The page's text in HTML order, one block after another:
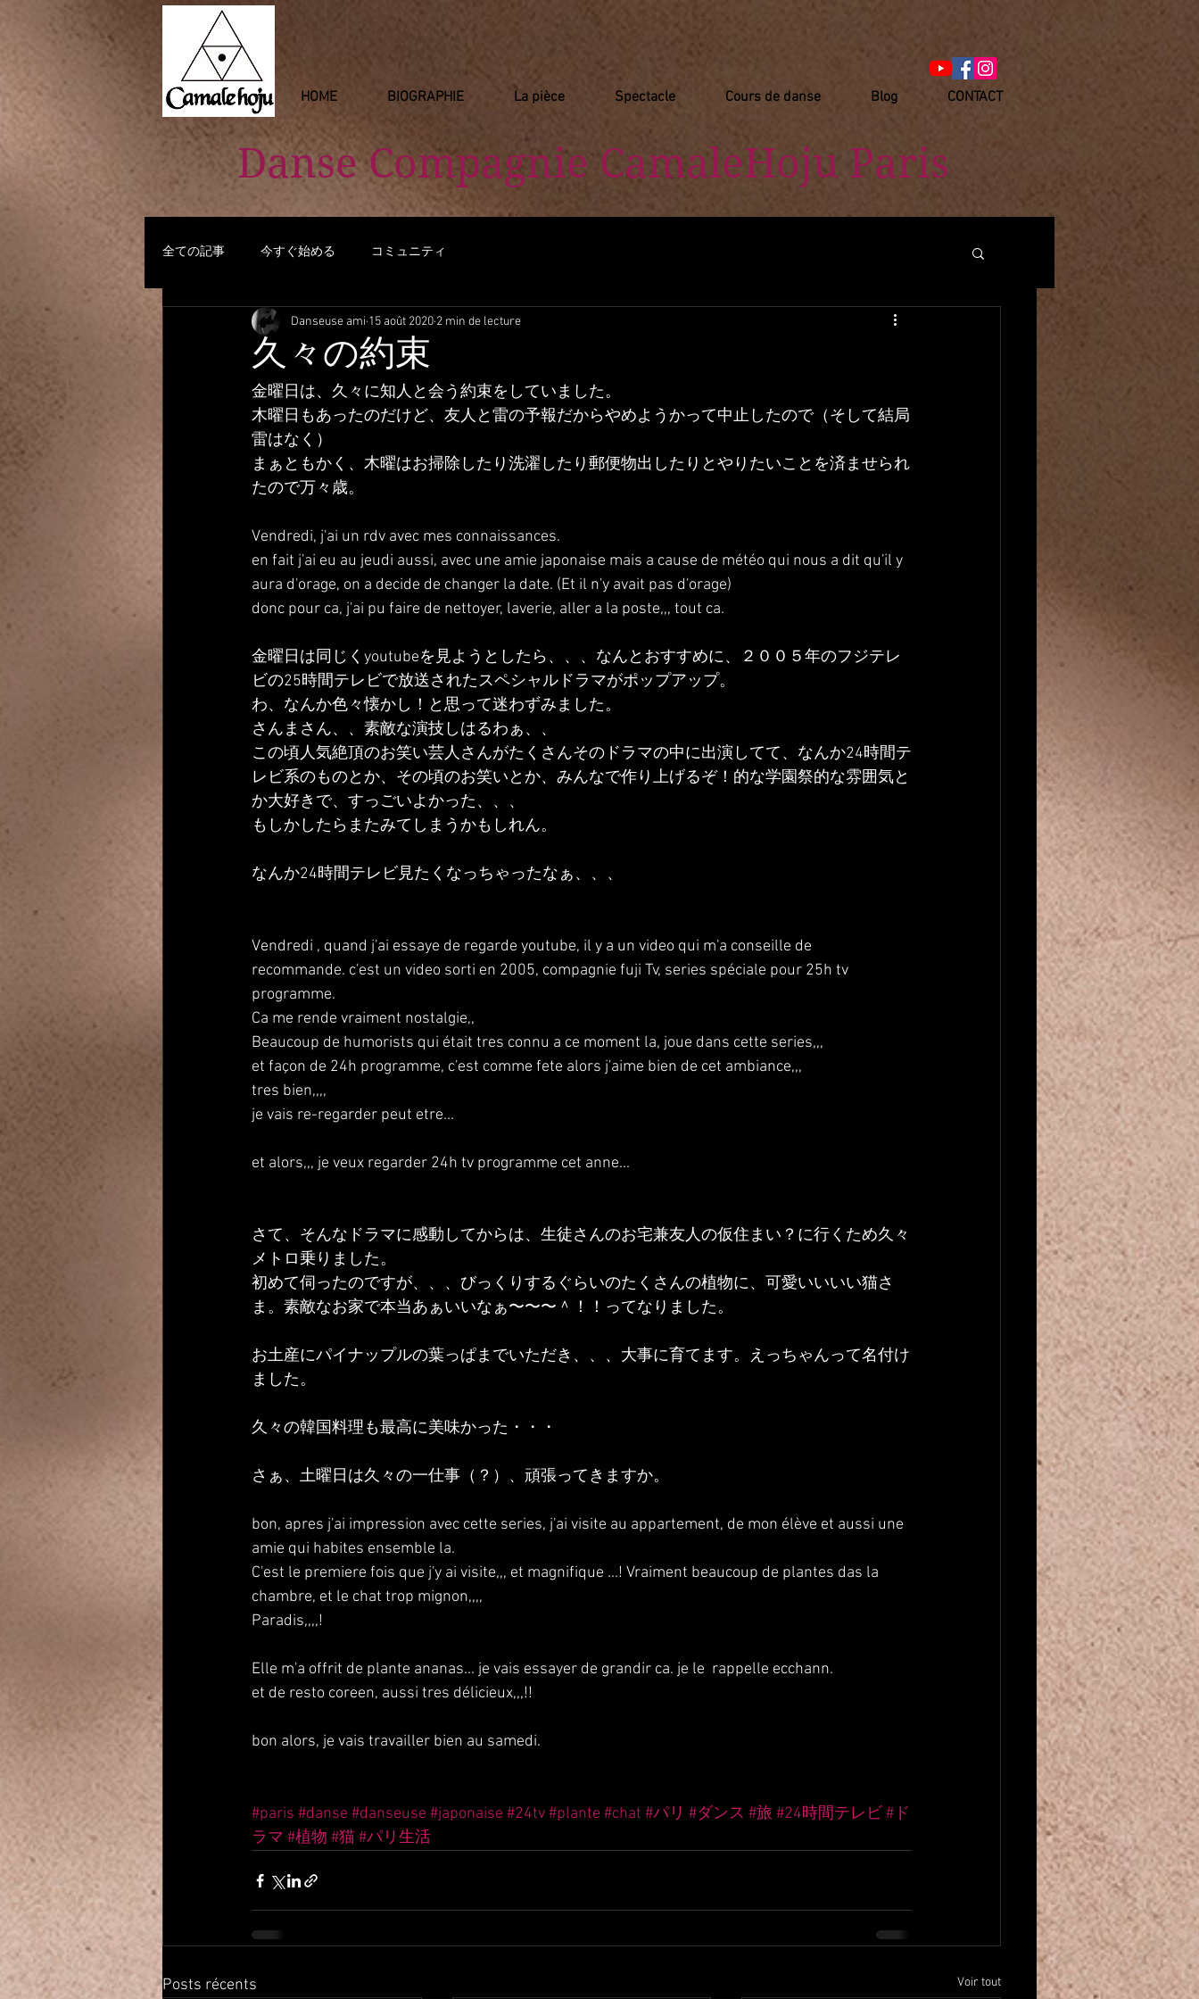
HOME BIOGRAPHIE La pièce Spectacle Cours de danse Blog CONTACT
Danse Compagnie ​ CamaleHoju Paris
全ての記事 今すぐ始める コミュニティ
久々の約束
Danseuse ami 15 août 2020 2 min de lecture
金曜日は、久々に知人と会う約束をしていました。
木曜日もあったのだけど、友人と雷の予報だからやめようかって中止したので（そして結局
雷はなく）
まぁともかく、木曜はお掃除したり洗濯したり郵便物出したりとやりたいことを済ませられ
たので万々歳。
Vendredi, j'ai un rdv avec mes connaissances.
en fait j'ai eu au jeudi aussi, avec une amie japonaise mais a cause de météo qui nous a dit qu'il y
aura d'orage, on a decide de changer la date. (Et il n'y avait pas d'orage)
donc pour ca, j'ai pu faire de nettoyer, laverie, aller a la poste,,, tout ca.
金曜日は同じくyoutubeを見ようとしたら、、、なんとおすすめに、２００５年のフジテレ
ビの25時間テレビで放送されたスペシャルドラマがポップアップ。
わ、なんか色々懐かし！と思って迷わずみました。
さんまさん、、素敵な演技しはるわぁ、、
この頃人気絶頂のお笑い芸人さんがたくさんそのドラマの中に出演してて、なんか24時間テ
レビ系のものとか、その頃のお笑いとか、みんなで作り上げるぞ！的な学園祭的な雰囲気と
か大好きで、すっごいよかった、、、
もしかしたらまたみてしまうかもしれん。
なんか24時間テレビ見たくなっちゃったなぁ、、、
Vendredi , quand j'ai essaye de regarde youtube, il y a un video qui m'a conseille de
recommande. c'est un video sorti en 2005, compagnie fuji Tv, series spéciale pour 25h tv
programme.
Ca me rende vraiment nostalgie,,
Beaucoup de humorists qui était tres connu a ce moment la, joue dans cette series,,,
et façon de 24h programme, c'est comme fete alors j'aime bien de cet ambiance,,,
tres bien,,,,
je vais re-regarder peut etre...
et alors,,, je veux regarder 24h tv programme cet anne...
さて、そんなドラマに感動してからは、生徒さんのお宅兼友人の仮住まい？に行くため久々
メトロ乗りました。
初めて伺ったのですが、、、びっくりするぐらいのたくさんの植物に、可愛いいいい猫さ
ま。素敵なお家で本当あぁいいなぁ〜〜〜＾！！ってなりました。
お土産にパイナップルの葉っぱまでいただき、、、大事に育てます。えっちゃんって名付け
ました。
久々の韓国料理も最高に美味かった・・・
さぁ、土曜日は久々の一仕事（？）、頑張ってきますか。
bon, apres j'ai impression avec cette series, j'ai visite au appartement, de mon élève et aussi une
amie qui habites ensemble la.
C'est le premiere fois que j'y ai visite,,, et magnifique ...! Vraiment beaucoup de plantes das la
chambre, et le chat trop mignon,,,,
Paradis,,,,!
Elle m'a offrit de plante ananas... je vais essayer de grandir ca. je le  rappelle ecchann.
et de resto coreen, aussi tres délicieux,,,!!
bon alors, je vais travailler bien au samedi.
#paris #danse #danseuse #japonaise #24tv#plante #chat #パリ #ダンス #旅 #24時間テレビ #ド
ラマ #植物 #猫#パリ生活
Posts récents Voir tout